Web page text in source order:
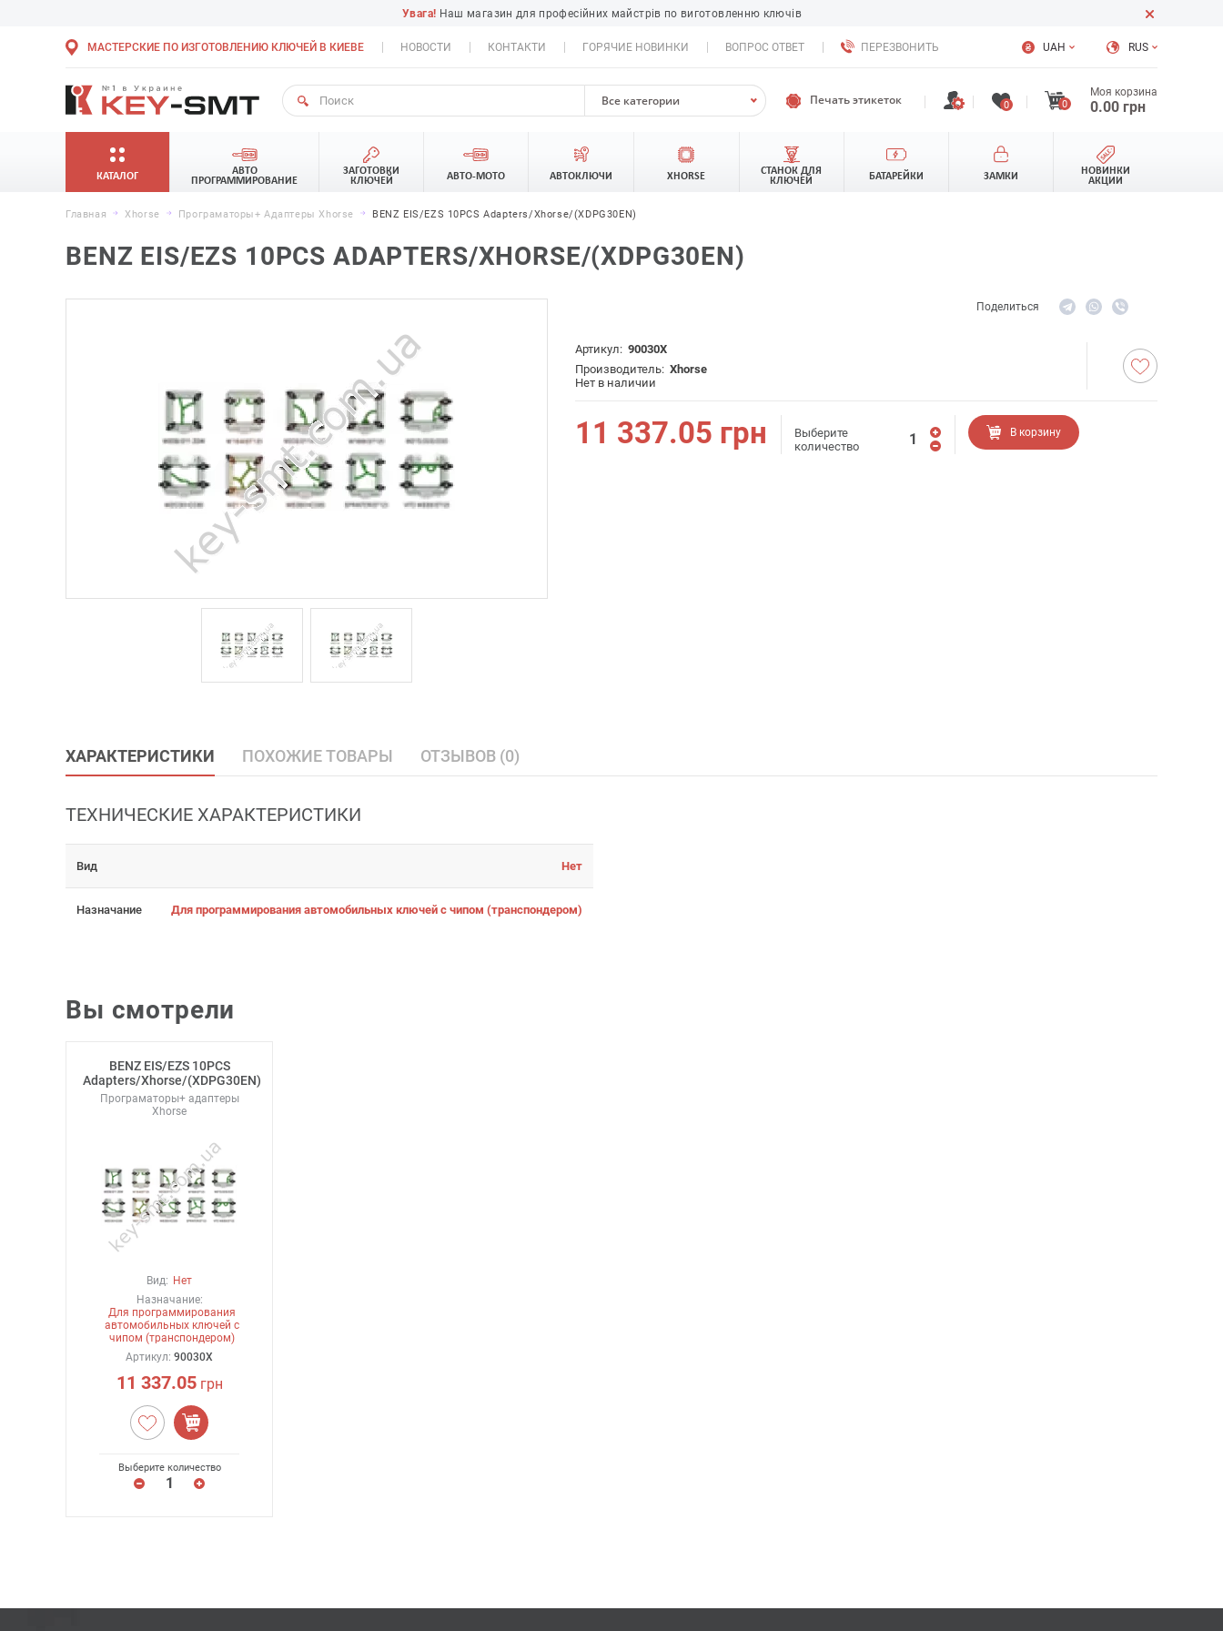
Увага! Наш магазин для професійних майстрів по виготовленню ключів
МАСТЕРСКИЕ ПО ИЗГОТОВЛЕНИЮ КЛЮЧЕЙ В КИЕВЕ НОВОСТИ КОНТАКТИ ГОРЯЧИЕ НОВИНКИ ВОПРОС ОТВЕТ ПЕРЕЗВОНИТЬ UAH RUS
0 0
Моя корзина
0.00 грн
Все категории Печать этикеток
КАТАЛОГ
АВТО
ПРОГРАММИРОВАНИЕ
ЗАГОТОВКИ
КЛЮЧЕЙ
АВТО-МОТО АВТОКЛЮЧИ XHORSE
СТАНОК ДЛЯ
КЛЮЧЕЙ
БАТАРЕЙКИ ЗАМКИ
НОВИНКИ
АКЦИИ
Главная Xhorse Програматоры+ Адаптеры Xhorse BENZ EIS/EZS 10PCS Adapters/Xhorse/(XDPG30EN)
BENZ EIS/EZS 10PCS ADAPTERS/XHORSE/(XDPG30EN)
Поделиться
Артикул: 90030X
Производитель: Xhorse
Нет в наличии
11 337.05 грн
Выберите
количество
В корзину
ХАРАКТЕРИСТИКИ ПОХОЖИЕ ТОВАРЫ ОТЗЫВОВ (0)
ТЕХНИЧЕСКИЕ ХАРАКТЕРИСТИКИ
Вид Нет
Назначание Для программирования автомобильных ключей с чипом (транспондером)
Вы смотрели
BENZ EIS/EZS 10PCS
Adapters/Xhorse/(XDPG30EN)
Програматоры+ адаптеры
Xhorse
Вид: Нет
Назначание:
Для программирования
автомобильных ключей с
чипом (транспондером)
Артикул: 90030X
11 337.05грн
Выберите количество